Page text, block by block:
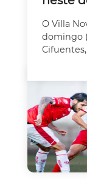
O Villa
domingo